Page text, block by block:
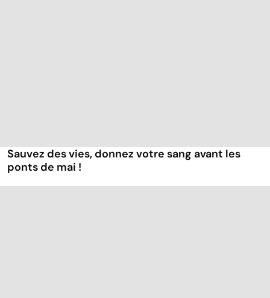
Sauvez des vies, donnez votre sang avant les
ponts de mai !